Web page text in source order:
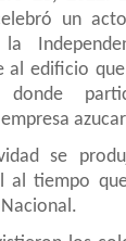
un acto
la
al edificio que
se prod
altiempo